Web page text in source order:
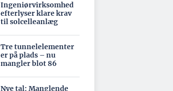
Ingeniørvirksomhed
efterlyser klare krav
til solcelleanlæg
Tre tunnelelementer
er på plads – nu
mangler blot 86
Nye tal: Manglende